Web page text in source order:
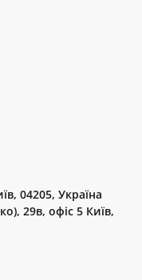
04205, Україна
29в, офіс 5 Київ,